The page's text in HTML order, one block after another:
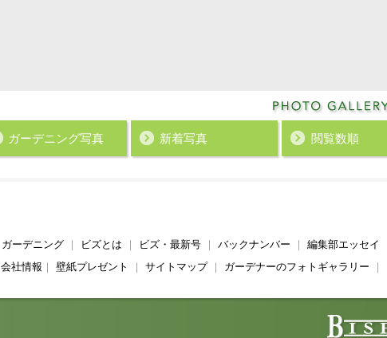
ガーデニング写真 新着写真 閲覧数順
ガーデニング｜ ビズとは ビズ・最新号｜ バックナンバー 編集部エッセイ
会社情報
壁紙プレゼント サイトマップ｜ ガーデナーのフォトギャラリー